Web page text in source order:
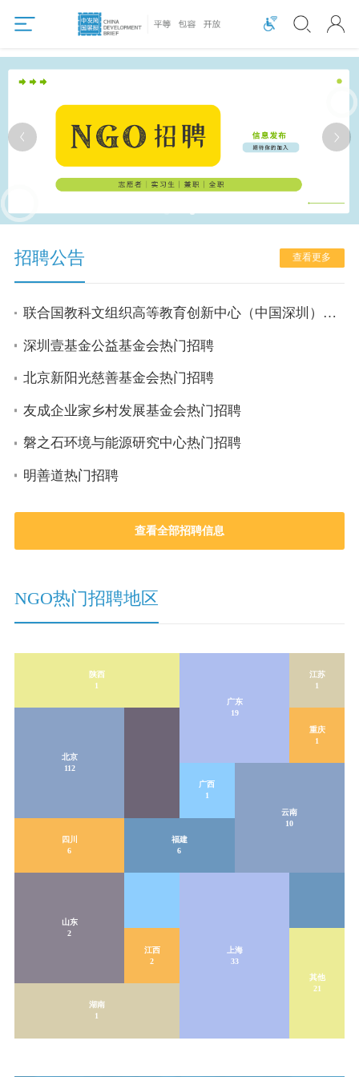
招聘公告 查看更多
联合国教科文组织高等教育创新中心（中国深圳）热招岗位
深圳壹基金公益基金会热门招聘
北京新阳光慈善基金会热门招聘
友成企业家乡村发展基金会热门招聘
磐之石环境与能源研究中心热门招聘
明善道热门招聘
查看全部招聘信息
NGO热门招聘地区
北京
112
上海
33
江苏
1
福建
6
江西
2
山东
2
湖南
1
广东
19
广西
1
重庆
1
四川
6
云南
10
陕西
1
其他
21